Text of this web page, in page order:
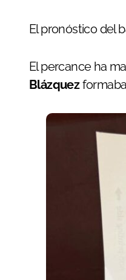
El pronóstico del
El percance ha
Blázquez